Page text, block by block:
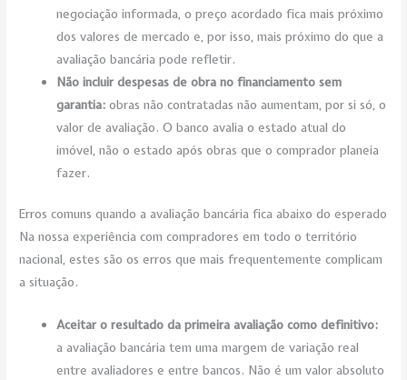
negociação informada, o preço acordado fica mais próximo
dos valores de mercado e, por isso, mais próximo do que a
avaliação bancária pode refletir.
Não incluir despesas de obra no financiamento sem
garantia: obras não contratadas não aumentam, por si só, o
valor de avaliação. O banco avalia o estado atual do
imóvel, não o estado após obras que o comprador planeia
fazer.
Erros comuns quando a avaliação bancária fica abaixo do esperado
Na nossa experiência com compradores em todo o território
nacional, estes são os erros que mais frequentemente complicam
a situação.
Aceitar o resultado da primeira avaliação como definitivo:
a avaliação bancária tem uma margem de variação real
entre avaliadores e entre bancos. Não é um valor absoluto